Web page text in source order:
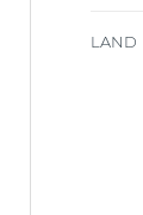
LAND